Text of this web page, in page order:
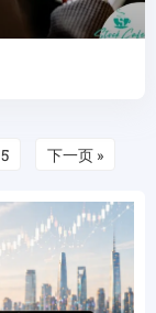
5 下一页 »